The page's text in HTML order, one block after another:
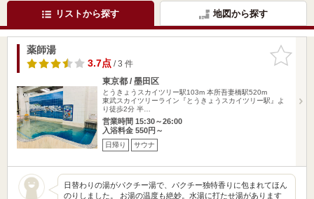
リストから探す 地図から探す
お気に入
りに追加
薬師湯
3.7点/ 3 件
東京都 / 墨田区
とうきょうスカイツリー駅103m 本所吾妻橋駅520m
東武スカイツリーライン『とうきょうスカイツリー駅』よ
り徒歩2分 半…
営業時間 15:30～26:00
入浴料金 550円～
日帰り サウナ
日替わりの湯がパクチー湯で、パクチー独特香りに包まれてほん
のりしました。 お湯の温度も絶妙。水湯に打たせ湯があります